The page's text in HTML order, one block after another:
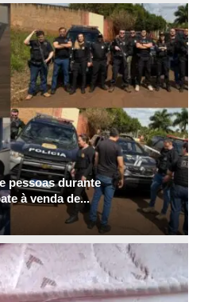
pessoas durante
à venda de...